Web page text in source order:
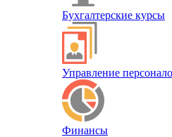
Бухгалтерские курсы
Управление
Финансы